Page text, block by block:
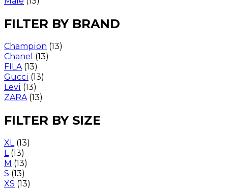
FILTER BY BRAND
Champion (13)
Chanel (13)
FILA (13)
Gucci (13)
Levi (13)
ZARA (13)
FILTER BY SIZE
XL (13)
L (13)
M (13)
S (13)
XS (13)